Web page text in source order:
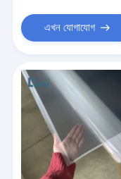
আমাদের সম্পর্কে
কারখানা ভ্রমণ
এখন যোগাযোগ